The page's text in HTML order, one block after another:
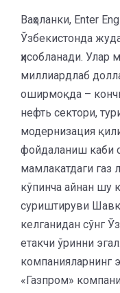
Ваҳоланки, Enter
Ўзбекистонда
ҳисобланади.
миллиардлаб
оширмоқда –
нефть сектори,
модернизация
фойдаланиш каби
мамлакатдаги газ
кўпинча айнан шу
суриштируви
келганидан сўнг
етакчи ўринни
компанияларнинг
«Газпром»